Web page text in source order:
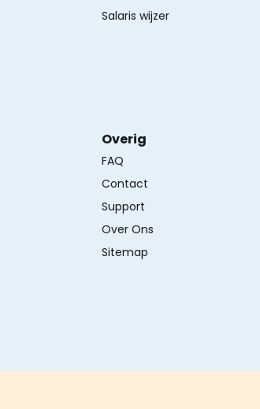
Salaris wijzer
Overig
FAQ
Contact
Support
Over Ons
Sitemap